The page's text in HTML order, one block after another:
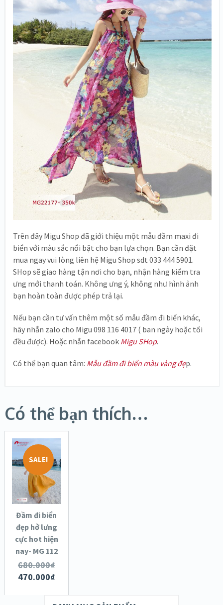
Trên đây Migu Shop đã giới thiệu một mẫu đầm maxi đi
biển với màu sắc nổi bật cho bạn lựa chọn. Bạn cần đặt
mua ngay vui lòng liên hệ Migu Shop sdt 033 444 5901.
SHop sẽ giao hàng tận nơi cho bạn, nhận hàng kiểm tra
ưng mới thanh toán. Không ưng ý, không như hình ảnh
bạn hoàn toàn được phép trả lại.
Nếu bạn cần tư vấn thêm một số mẫu đầm đi biển khác,
hãy nhắn zalo cho Migu 098 116 4017 ( ban ngày hoặc tối
đều được). Hoặc nhắn facebook Migu SHop.
Có thể bạn quan tâm: Mẫu đầm đi biển màu vàng đẹp.
Có thể bạn thích…
SALE!
XEM NHANH
CHI TIẾT
LỰA
CHỌN
CÁC TÙY
CHỌN
Đầm đi biển
đẹp hở lưng
cực hot hiện
nay- MG 112
680.000₫
470.000₫